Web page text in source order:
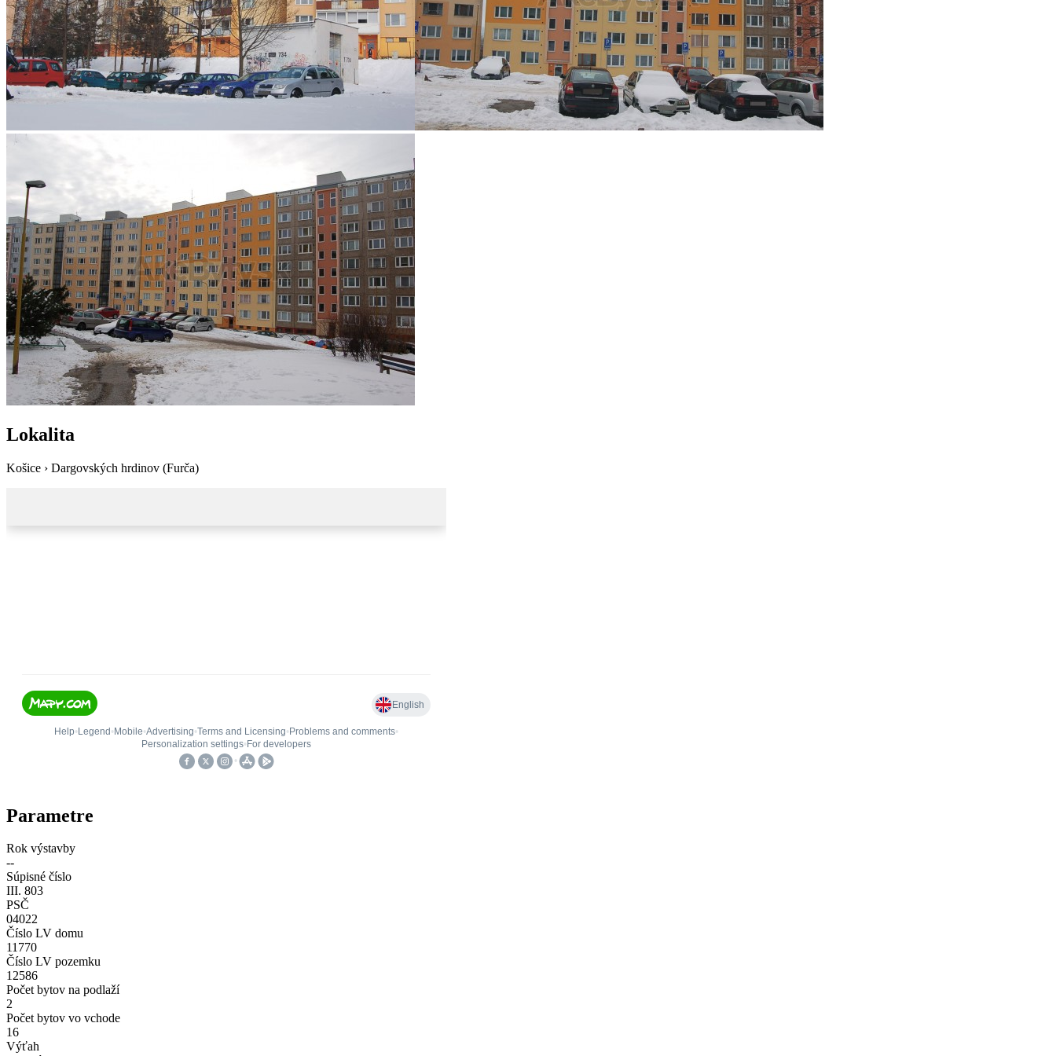
Lokalita
Košice › Dargovských hrdinov (Furča)
Parametre
Rok výstavby
--
Súpisné číslo
III. 803
PSČ
04022
Číslo LV domu
11770
Číslo LV pozemku
12586
Počet bytov na podlaží
2
Počet bytov vo vchode
16
Výťah